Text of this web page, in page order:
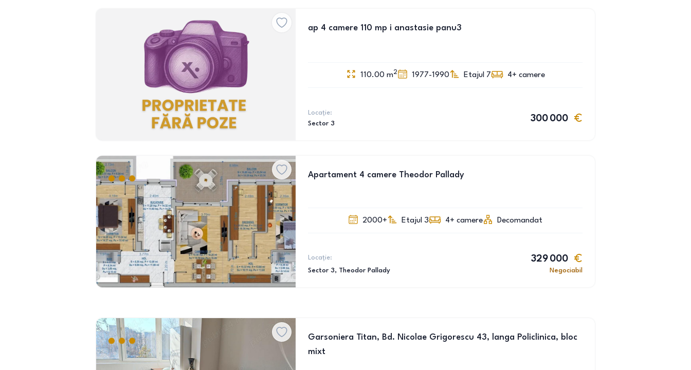
ap 4 camere 110 mp i anastasie panu3
110.00 m2 1977-1990 Etajul 7 4+ camere
Locație:
Sector 3
300 000
Apartament 4 camere Theodor Pallady
2000+ Etajul 3 4+ camere Decomandat
Locație:
Sector 3, Theodor Pallady
329 000
Negociabil
Garsoniera Titan, Bd. Nicolae Grigorescu 43, langa Policlinica, bloc
mixt